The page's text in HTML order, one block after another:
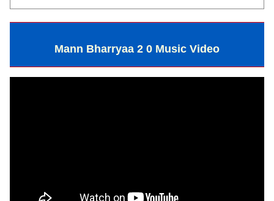
Mann Bharryaa 2 0 Music Video